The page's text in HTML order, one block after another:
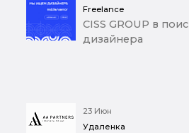
Freelance
CISS GROUP в
дизайнера
23 Июн
Удаленка